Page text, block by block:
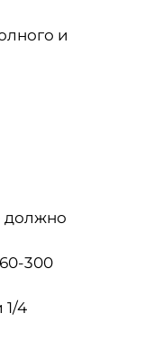
и
должно
300
1/4